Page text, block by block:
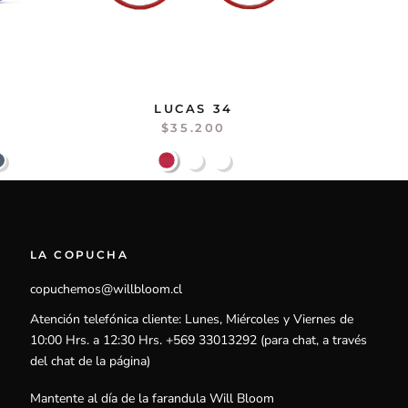
LUCAS 34
$35.200
LA COPUCHA
copuchemos@willbloom.cl
Atención telefónica cliente: Lunes, Miércoles y Viernes de
10:00 Hrs. a 12:30 Hrs. +569 33013292 (para chat, a través
del chat de la página)
Mantente al día de la farandula Will Bloom